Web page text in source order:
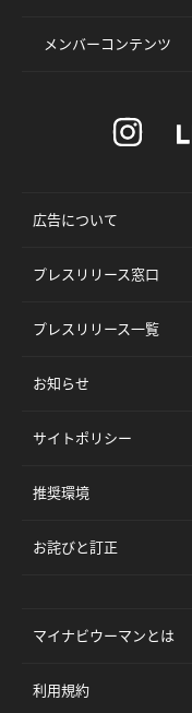
メンバーコンテンツ
広告について
プレスリリース窓口
プレスリリース一覧
お知らせ
サイトポリシー
推奨環境
お詫びと訂正
マイナビウーマンとは
利用規約